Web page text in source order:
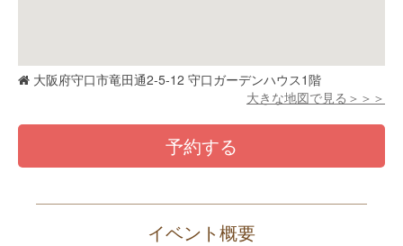
大阪府守口市竜田通2-5-12 守口ガーデンハウス1階
大きな地図で見る＞＞＞
予約する
イベント概要